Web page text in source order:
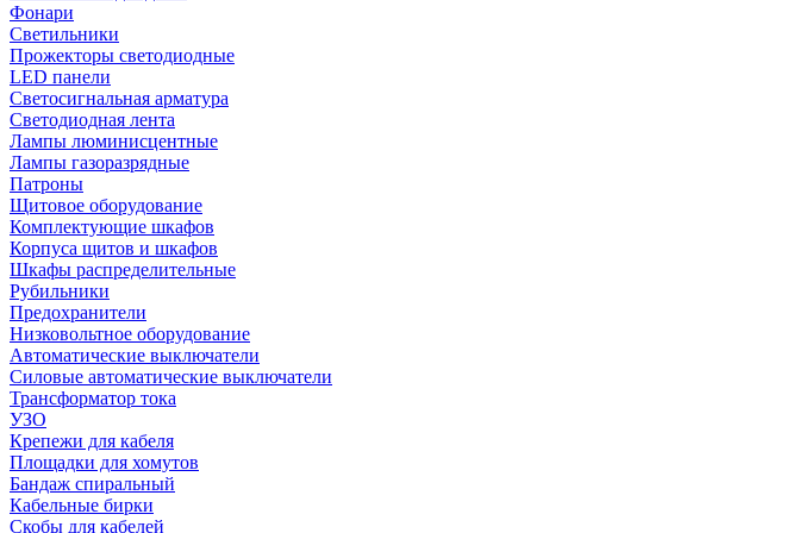
Фонари
Светильники
Прожекторы светодиодные
LED панели
Светосигнальная арматура
Светодиодная лента
Лампы люминисцентные
Лампы газоразрядные
Патроны
Щитовое оборудование
Комплектующие шкафов
Корпуса щитов и шкафов
Шкафы распределительные
Рубильники
Предохранители
Низковольтное оборудование
Автоматические выключатели
Силовые автоматические выключатели
Трансформатор тока
УЗО
Крепежи для кабеля
Площадки для хомутов
Бандаж спиральный
Кабельные бирки
Cкобы для кабелей